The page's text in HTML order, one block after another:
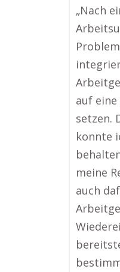
„Nach
auf
setzen.
konnte
meine
auch